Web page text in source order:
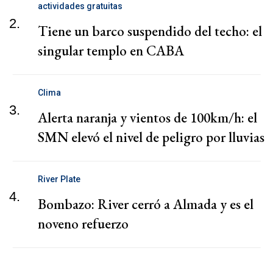
2.
actividades gratuitas
Tiene un barco suspendido del techo: el
singular templo en CABA
3.
Clima
Alerta naranja y vientos de 100km/h: el
SMN elevó el nivel de peligro por lluvias
4.
River Plate
Bombazo: River cerró a Almada y es el
noveno refuerzo